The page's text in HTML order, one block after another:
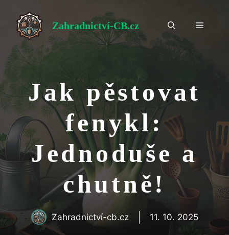
obsah
Zahradnictví-CB.cz Menu
Jak pěstovat
fenykl:
Jednoduše a
chutně!
Zahradnictví-cb.cz 11. 10. 2025